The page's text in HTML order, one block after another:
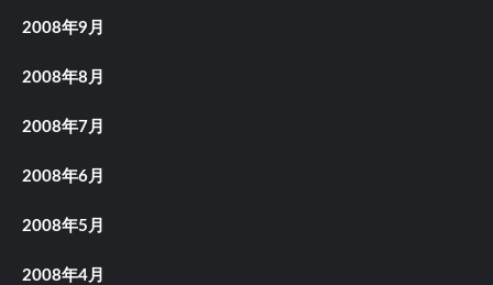
2008年9月
2008年8月
2008年7月
2008年6月
2008年5月
2008年4月